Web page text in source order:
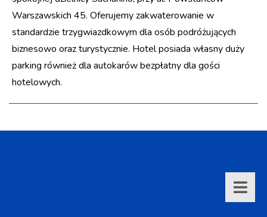
Warszawskich 45. Oferujemy zakwaterowanie w
standardzie trzygwiazdkowym dla osób podróżujących
biznesowo oraz turystycznie. Hotel posiada własny duży
parking również dla autokarów bezpłatny dla gości
hotelowych.